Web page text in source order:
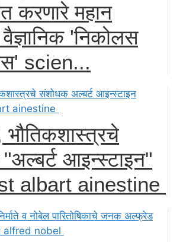
करणारे महान
वैज्ञानिक 'निकोलस
scien...
भौतिकशास्त्रचे
आइन्स्टाइन"
albart ainestine